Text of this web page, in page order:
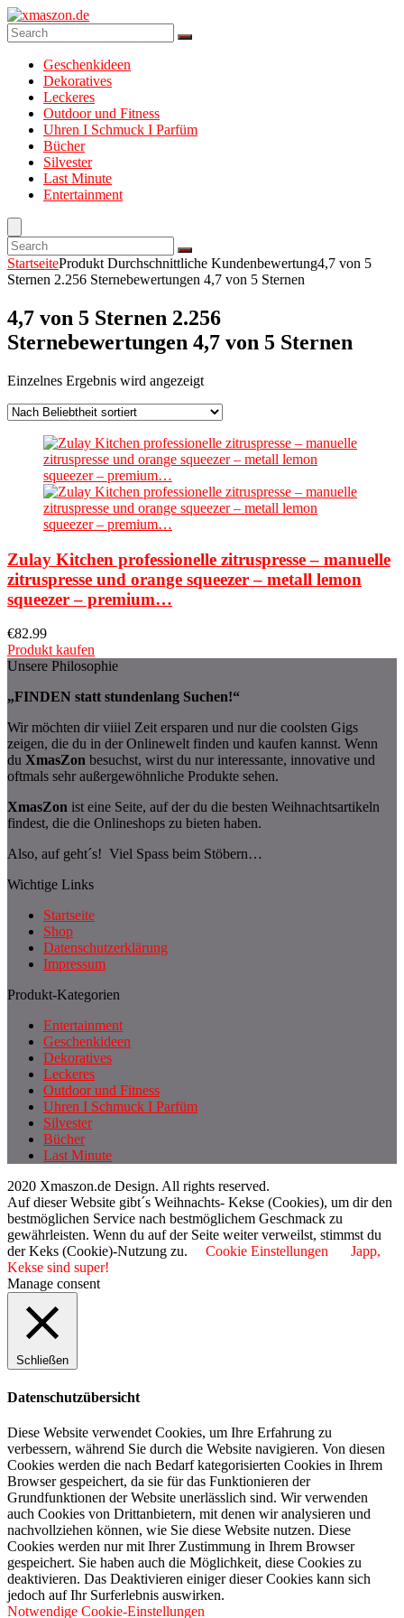
Geschenkideen
Dekoratives
Leckeres
Outdoor und Fitness
Uhren I Schmuck I Parfüm
Bücher
Silvester
Last Minute
Entertainment
StartseiteProdukt Durchschnittliche Kundenbewertung4,7 von 5
Sternen 2.256 Sternebewertungen 4,7 von 5 Sternen
4,7 von 5 Sternen 2.256
Sternebewertungen 4,7 von 5 Sternen
Einzelnes Ergebnis wird angezeigt
Zulay Kitchen professionelle zitruspresse – manuelle
zitruspresse und orange squeezer – metall lemon
squeezer – premium…
€82.99
Produkt kaufen
Unsere Philosophie
„FINDEN statt stundenlang Suchen!“
Wir möchten dir viiiel Zeit ersparen und nur die coolsten Gigs
zeigen, die du in der Onlinewelt finden und kaufen kannst. Wenn
du XmasZon besuchst, wirst du nur interessante, innovative und
oftmals sehr außergewöhnliche Produkte sehen.
XmasZon ist eine Seite, auf der du die besten Weihnachtsartikeln
findest, die die Onlineshops zu bieten haben.
Also, auf geht´s! Viel Spass beim Stöbern…
Wichtige Links
Startseite
Shop
Datenschutzerklärung
Impressum
Produkt-Kategorien
Entertainment
Geschenkideen
Dekoratives
Leckeres
Outdoor und Fitness
Uhren I Schmuck I Parfüm
Silvester
Bücher
Last Minute
2020 Xmaszon.de Design. All rights reserved.
Auf dieser Website gibt´s Weihnachts- Kekse (Cookies), um dir den
bestmöglichen Service nach bestmöglichem Geschmack zu
gewährleisten. Wenn du auf der Seite weiter verweilst, stimmst du
der Keks (Cookie)-Nutzung zu.
Cookie Einstellungen
Japp,
Kekse sind super!
Manage consent
Schließen
Datenschutzübersicht
Diese Website verwendet Cookies, um Ihre Erfahrung zu
verbessern, während Sie durch die Website navigieren. Von diesen
Cookies werden die nach Bedarf kategorisierten Cookies in Ihrem
Browser gespeichert, da sie für das Funktionieren der
Grundfunktionen der Website unerlässlich sind. Wir verwenden
auch Cookies von Drittanbietern, mit denen wir analysieren und
nachvollziehen können, wie Sie diese Website nutzen. Diese
Cookies werden nur mit Ihrer Zustimmung in Ihrem Browser
gespeichert. Sie haben auch die Möglichkeit, diese Cookies zu
deaktivieren. Das Deaktivieren einiger dieser Cookies kann sich
jedoch auf Ihr Surferlebnis auswirken.
Notwendige Cookie-Einstellungen